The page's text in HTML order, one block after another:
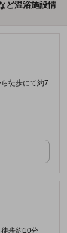
ど温浴施設情
徒歩にて約7
徒歩約10分